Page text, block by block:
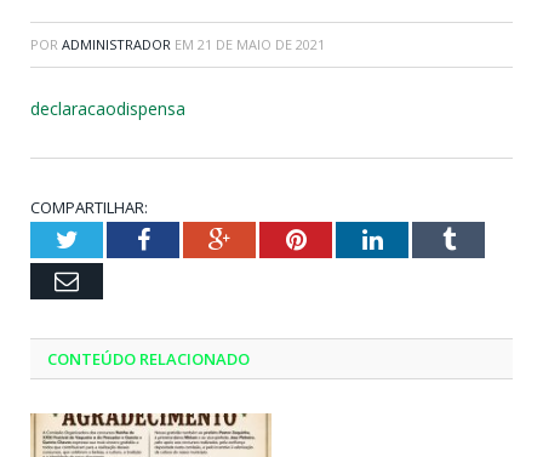
POR ADMINISTRADOR EM 21 DE MAIO DE 2021
declaracaodispensa
COMPARTILHAR:
TwitterFacebookGoogle+PinterestLinkedInTumblr
Email
CONTEÚDO RELACIONADO